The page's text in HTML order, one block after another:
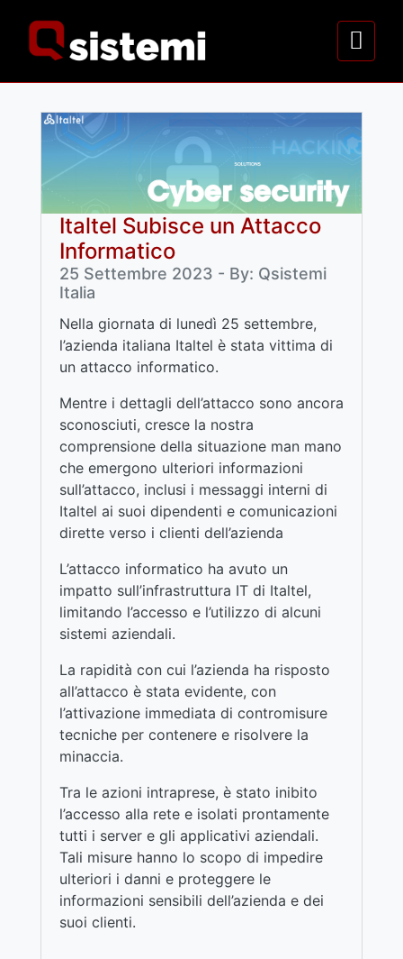
Italtel Subisce un Attacco
Informatico
25 Settembre 2023 - By: Qsistemi
Italia
Nella giornata di lunedì 25 settembre,
l’azienda italiana Italtel è stata vittima di
un attacco informatico.
Mentre i dettagli dell’attacco sono ancora
sconosciuti, cresce la nostra
comprensione della situazione man mano
che emergono ulteriori informazioni
sull’attacco, inclusi i messaggi interni di
Italtel ai suoi dipendenti e comunicazioni
dirette verso i clienti dell’azienda
L’attacco informatico ha avuto un
impatto sull’infrastruttura IT di Italtel,
limitando l’accesso e l’utilizzo di alcuni
sistemi aziendali.
La rapidità con cui l’azienda ha risposto
all’attacco è stata evidente, con
l’attivazione immediata di contromisure
tecniche per contenere e risolvere la
minaccia.
Tra le azioni intraprese, è stato inibito
l’accesso alla rete e isolati prontamente
tutti i server e gli applicativi aziendali.
Tali misure hanno lo scopo di impedire
ulteriori i danni e proteggere le
informazioni sensibili dell’azienda e dei
suoi clienti.